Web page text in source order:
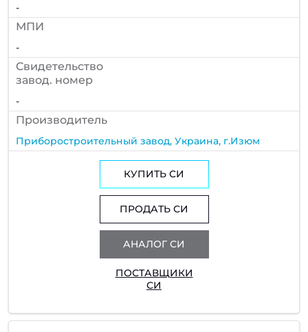
-
МПИ
-
Cвидетельство
завод. номер
-
Производитель
Приборостроительный завод, Украина, г.Изюм
КУПИТЬ СИ
ПРОДАТЬ СИ
АНАЛОГ СИ
ПОСТАВЩИКИ
СИ